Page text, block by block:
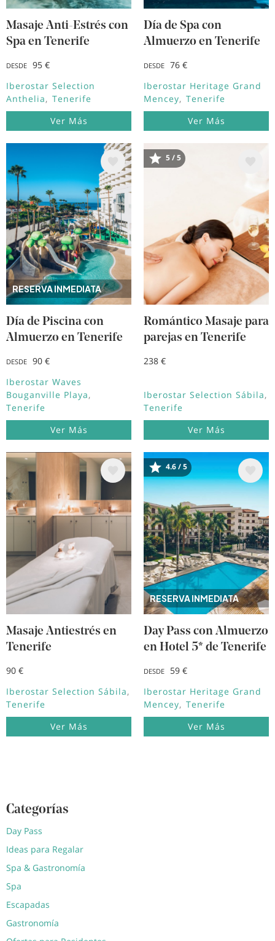
Masaje Anti-Estrés con
Spa en Tenerife
DESDE
95 €
Iberostar Selection
Anthelia
Tenerife
Ver Más
Día de Spa con
Almuerzo en Tenerife
DESDE
76 €
Iberostar Heritage Grand
Mencey
Tenerife
Ver Más
RESERVA INMEDIATA
Image
Día de Piscina con
Almuerzo en Tenerife
DESDE
90 €
Iberostar Waves
Bouganville Playa
Tenerife
Ver Más
Image
5 / 5
Romántico Masaje para
parejas en Tenerife
238 €
Iberostar Selection Sábila
Tenerife
Ver Más
Image
Masaje Antiestrés en
Tenerife
90 €
Iberostar Selection Sábila
Tenerife
Ver Más
RESERVA INMEDIATA
Image
4.6 / 5
Day Pass con Almuerzo
en Hotel 5* de Tenerife
DESDE
59 €
Iberostar Heritage Grand
Mencey
Tenerife
Ver Más
Categorías
Day Pass
Ideas para Regalar
Spa & Gastronomía
Spa
Escapadas
Gastronomía